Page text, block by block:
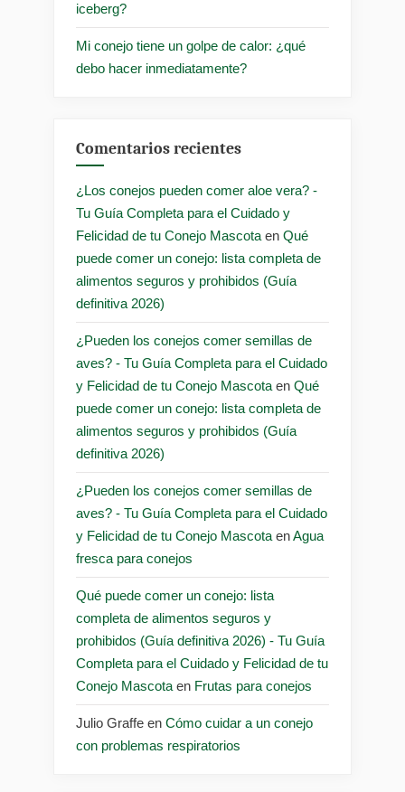
iceberg?
Mi conejo tiene un golpe de calor: ¿qué
debo hacer inmediatamente?
Comentarios recientes
¿Los conejos pueden comer aloe vera? -
Tu Guía Completa para el Cuidado y
Felicidad de tu Conejo Mascota en Qué
puede comer un conejo: lista completa de
alimentos seguros y prohibidos (Guía
definitiva 2026)
¿Pueden los conejos comer semillas de
aves? - Tu Guía Completa para el Cuidado
y Felicidad de tu Conejo Mascota en Qué
puede comer un conejo: lista completa de
alimentos seguros y prohibidos (Guía
definitiva 2026)
¿Pueden los conejos comer semillas de
aves? - Tu Guía Completa para el Cuidado
y Felicidad de tu Conejo Mascota enAgua
fresca para conejos
Qué puede comer un conejo: lista
completa de alimentos seguros y
prohibidos (Guía definitiva 2026) - Tu Guía
Completa para el Cuidado y Felicidad de tu
Conejo Mascota en Frutas para conejos
Julio Graffe en Cómo cuidar a un conejo
con problemas respiratorios